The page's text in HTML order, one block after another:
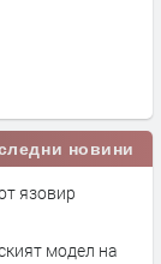
новини
язовир
модел на